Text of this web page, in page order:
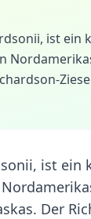
ist ein
ist ein
Der